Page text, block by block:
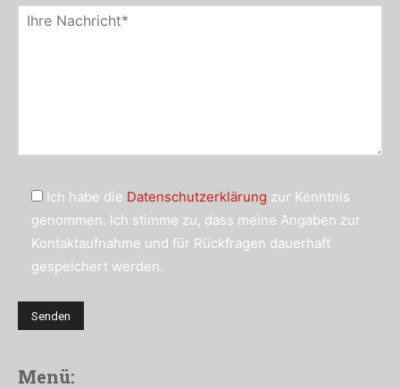
Ich habe die Datenschutzerklärung zur Kenntnis
genommen. Ich stimme zu, dass meine Angaben zur
Kontaktaufnahme und für Rückfragen dauerhaft
gespeichert werden.
Menü: